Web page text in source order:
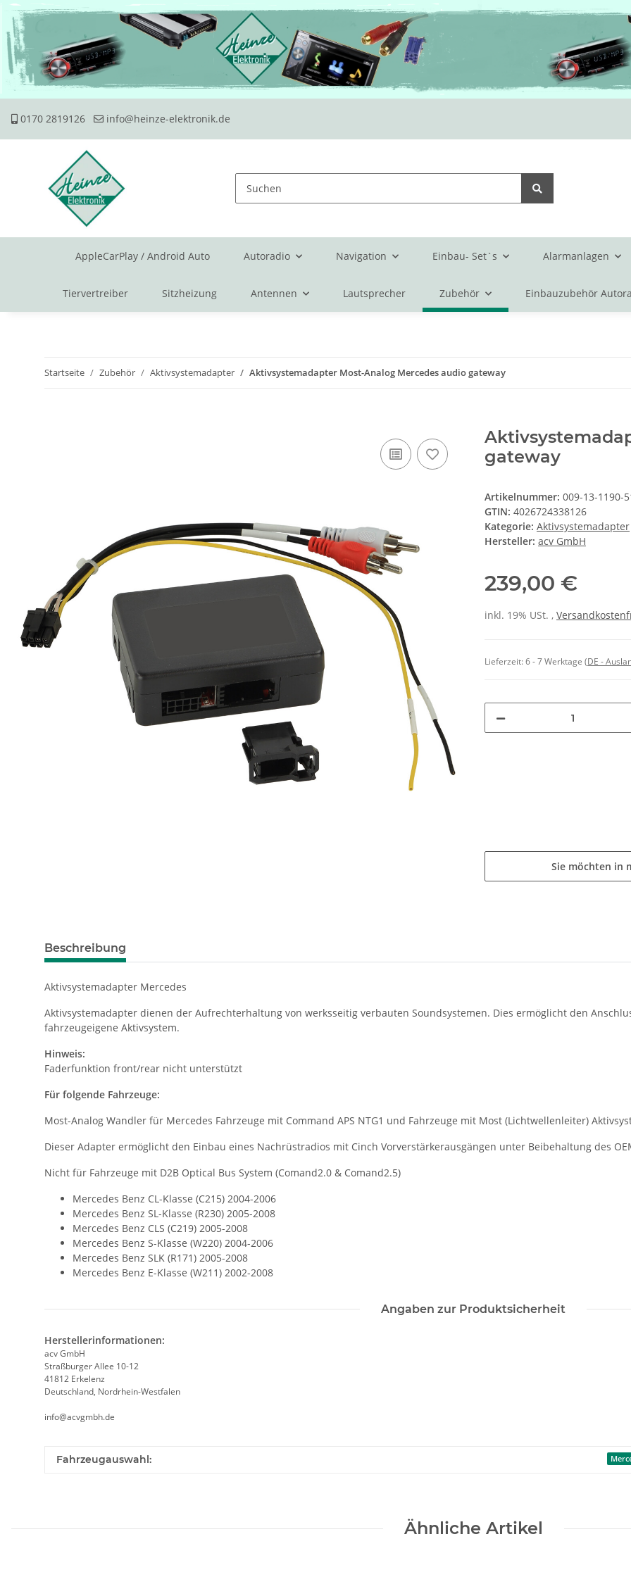
0170 2819126 info@heinze-elektronik.de
AppleCarPlay / Android Auto Autoradio Navigation Einbau- Set`s Alarmanlagen
Tiervertreiber Sitzheizung Antennen Lautsprecher Zubehör Einbauzubehör
Startseite Zubehör Aktivsystemadapter Aktivsystemadapter Most-Analog Mercedes audio gateway
gateway
Artikelnummer: 009-13-1190-
GTIN: 4026724338126
Kategorie: Aktivsystemadapter
Hersteller: acv GmbH
239,00 €
inkl. 19% USt. ,
Lieferzeit:6 - 7 Werktage (DE -
Sie möchten in
Beschreibung
Aktivsystemadapter Mercedes
Aktivsystemadapter dienen der Aufrechterhaltung von werksseitig verbauten Soundsystemen. Dies ermöglicht den
fahrzeugeigene Aktivsystem.
Hinweis:
Faderfunktion front/rear nicht unterstützt
Für folgende Fahrzeuge:
Most-Analog Wandler für Mercedes Fahrzeuge mit Command APS NTG1 und Fahrzeuge mit Most (Lichtwellenleiter)
Dieser Adapter ermöglicht den Einbau eines Nachrüstradios mit Cinch Vorverstärkerausgängen unter Beibehaltung des
Nicht für Fahrzeuge mit D2B Optical Bus System (Comand2.0 & Comand2.5)
Mercedes Benz CL-Klasse (C215) 2004-2006
Mercedes Benz SL-Klasse (R230) 2005-2008
Mercedes Benz CLS (C219) 2005-2008
Mercedes Benz S-Klasse (W220) 2004-2006
Mercedes Benz SLK (R171) 2005-2008
Mercedes Benz E-Klasse (W211) 2002-2008
Angaben zur Produktsicherheit
Herstellerinformationen:
acv GmbH
Straßburger Allee 10-12
41812 Erkelenz
Deutschland, Nordrhein-Westfalen
info@acvgmbh.de
Fahrzeugauswahl:
Ähnliche Artikel